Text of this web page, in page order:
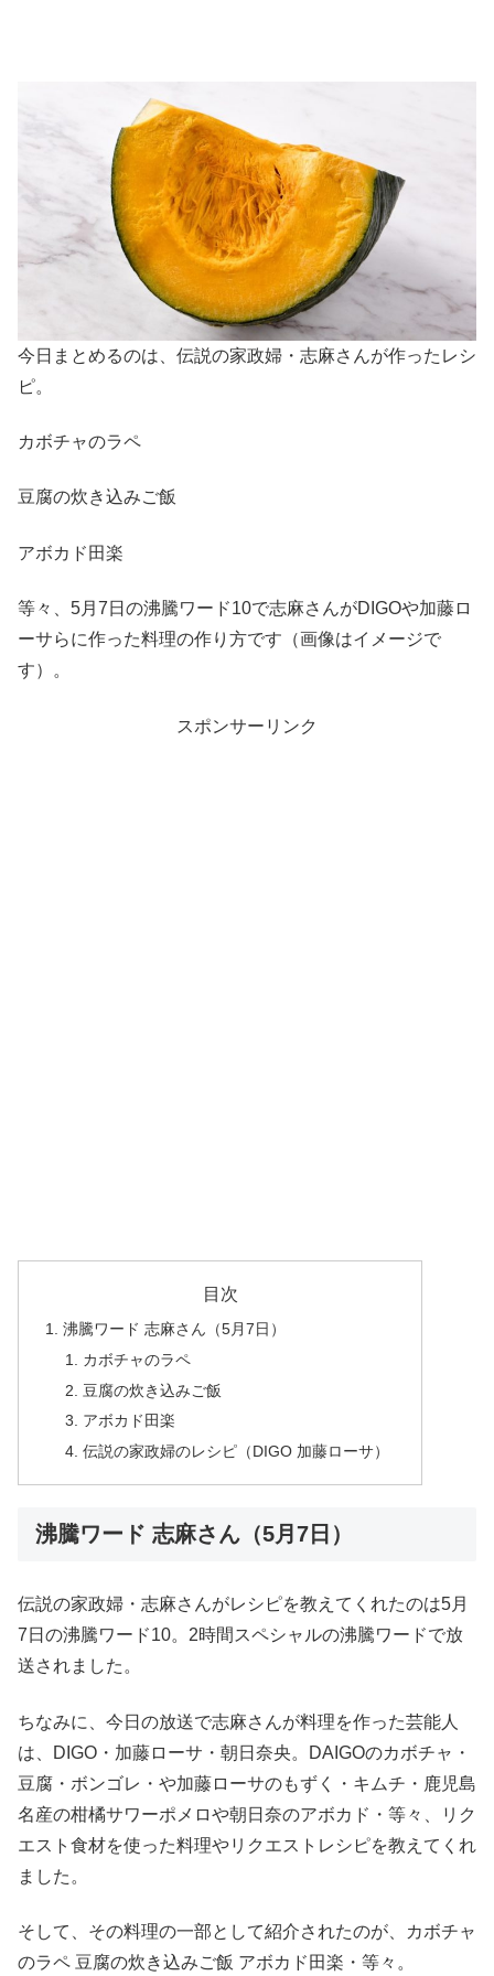
今日まとめるのは、伝説の家政婦・志麻さんが作ったレシ
ピ。
カボチャのラペ
豆腐の炊き込みご飯
アボカド田楽
等々、5月7日の沸騰ワード10で志麻さんがDIGOや加藤ロ
ーサらに作った料理の作り方です（画像はイメージで
す）。
スポンサーリンク
目次
沸騰ワード 志麻さん（5月7日）
カボチャのラペ
豆腐の炊き込みご飯
アボカド田楽
伝説の家政婦のレシピ（DIGO 加藤ローサ）
沸騰ワード 志麻さん（5月7日）
伝説の家政婦・志麻さんがレシピを教えてくれたのは5月
7日の沸騰ワード10。2時間スペシャルの沸騰ワードで放
送されました。
ちなみに、今日の放送で志麻さんが料理を作った芸能人
は、DIGO・加藤ローサ・朝日奈央。DAIGOのカボチャ・
豆腐・ボンゴレ・や加藤ローサのもずく・キムチ・鹿児島
名産の柑橘サワーポメロや朝日奈のアボカド・等々、リク
エスト食材を使った料理やリクエストレシピを教えてくれ
ました。
そして、その料理の一部として紹介されたのが、カボチャ
のラペ 豆腐の炊き込みご飯 アボカド田楽・等々。